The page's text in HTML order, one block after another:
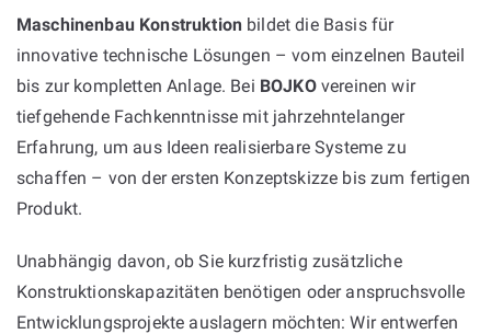
Maschinenbau Konstruktion bildet die Basis für
innovative technische Lösungen – vom einzelnen Bauteil
bis zur kompletten Anlage. Bei BOJKOvereinen wir
tiefgehende Fachkenntnisse mit jahrzehntelanger
Erfahrung, um aus Ideen realisierbare Systeme zu
schaffen – von der ersten Konzeptskizze bis zum fertigen
Produkt.
Unabhängig davon, ob Sie kurzfristig zusätzliche
Konstruktionskapazitäten benötigen oder anspruchsvolle
Entwicklungsprojekte auslagern möchten: Wir entwerfen